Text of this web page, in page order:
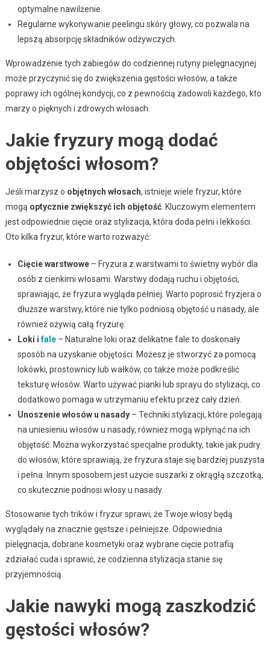
optymalne nawilżenie.
Regularne wykonywanie peelingu skóry głowy, co pozwala na
lepszą absorpcję składników odżywczych.
Wprowadzenie tych zabiegów do codziennej rutyny pielęgnacyjnej
może przyczynić się do zwiększenia gęstości włosów, a także
poprawy ich ogólnej kondycji, co z pewnością zadowoli każdego, kto
marzy o pięknych i zdrowych włosach.
Jakie fryzury mogą dodać
objętości włosom?
Jeśli marzysz o objętnych włosach, istnieje wiele fryzur, które
mogą optycznie zwiększyć ich objętość. Kluczowym elementem
jest odpowiednie cięcie oraz stylizacja, która doda pełni i lekkości.
Oto kilka fryzur, które warto rozważyć:
Cięcie warstwowe– Fryzura z warstwami to świetny wybór dla
osób z cienkimi włosami. Warstwy dodają ruchu i objętości,
sprawiając, że fryzura wygląda pełniej. Warto poprosić fryzjera o
dłuższe warstwy, które nie tylko podniosą objętość u nasady, ale
również ożywią całą fryzurę.
Loki ifale– Naturalne loki oraz delikatne fale to doskonały
sposób na uzyskanie objętości. Możesz je stworzyć za pomocą
lokówki, prostownicy lub wałków, co także może podkreślić
teksturę włosów. Warto używać pianki lub sprayu do stylizacji, co
dodatkowo pomaga w utrzymaniu efektu przez cały dzień.
Unoszenie włosów u nasady– Techniki stylizacji, które polegają
na uniesieniu włosów u nasady, również mogą wpłynąć na ich
objętość. Można wykorzystać specjalne produkty, takie jak pudry
do włosów, które sprawiają, że fryzura staje się bardziej puszysta
i pełna. Innym sposobem jest użycie suszarki z okrągłą szczotką,
co skutecznie podnosi włosy u nasady.
Stosowanie tych trików i fryzur sprawi, że Twoje włosy będą
wyglądały na znacznie gęstsze i pełniejsze. Odpowiednia
pielęgnacja, dobrane kosmetyki oraz wybrane cięcie potrafią
zdziałać cuda i sprawić, że codzienna stylizacja stanie się
przyjemnością.
Jakie nawyki mogą zaszkodzić
gęstości włosów?